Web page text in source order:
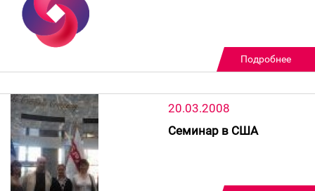
Подробнее
20.03.2008
Семинар в США